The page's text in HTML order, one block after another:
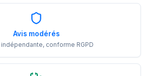
Avis modérés
indépendante, conforme RGPD